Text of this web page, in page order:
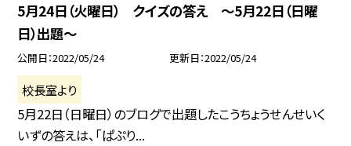
5月24日（火曜日） クイズの答え 〜5月22日（日曜
日）出題〜
公開日 2022/05/24 更新日 2022/05/24
校長室より
5月22日（日曜日）のブログで出題したこうちょうせんせいく
いずの答えは、「ぱぷり...